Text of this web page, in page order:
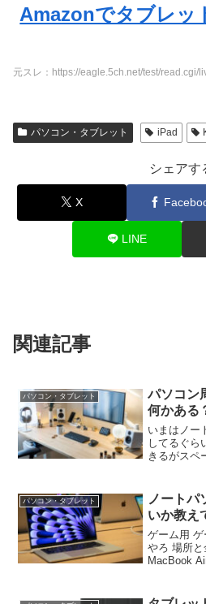
Amazonでタブレッ
元スレ：https://eagle.5ch.net/test/read.cgi/
パソコン・タブレット iPad
シェアす
X
LINE
関連記事
パソコン・タブレット
パソコン
何かある
いまはノー
してるぐら
きるがスペ
いいキー
て買うんや
パソコン・タブレット
ノートパ
いか教え
ゲーム用 ゲ
やろ 場所
MacBook